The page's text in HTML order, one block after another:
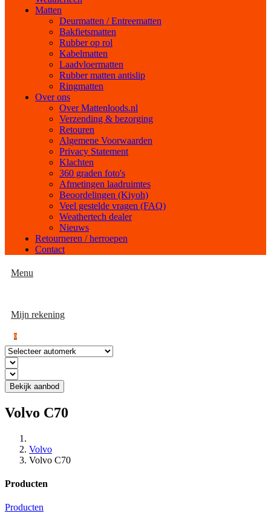
Matten
Deurmatten / Entreematten
Bakfietsmatten
Rubber op rol
Kabelmatten
Laadvloermatten
Rubber matten antislip
Ringmatten
Over ons
Over Mattenloods.nl
Verzending & bezorging
Retouren
Algemene Voorwaarden
Privacy Statement
Klachten
360 graden foto's
Afmetingen laadruimtes
Beoordelingen (Kiyoh)
Veel gestelde vragen (FAQ)
Weathertech dealer
Nieuws
Retourneren / herroepen
Contact
Menu
Mijn rekening
0
Bekijk aanbod
Volvo C70
Volvo
Volvo C70
Producten
Producten